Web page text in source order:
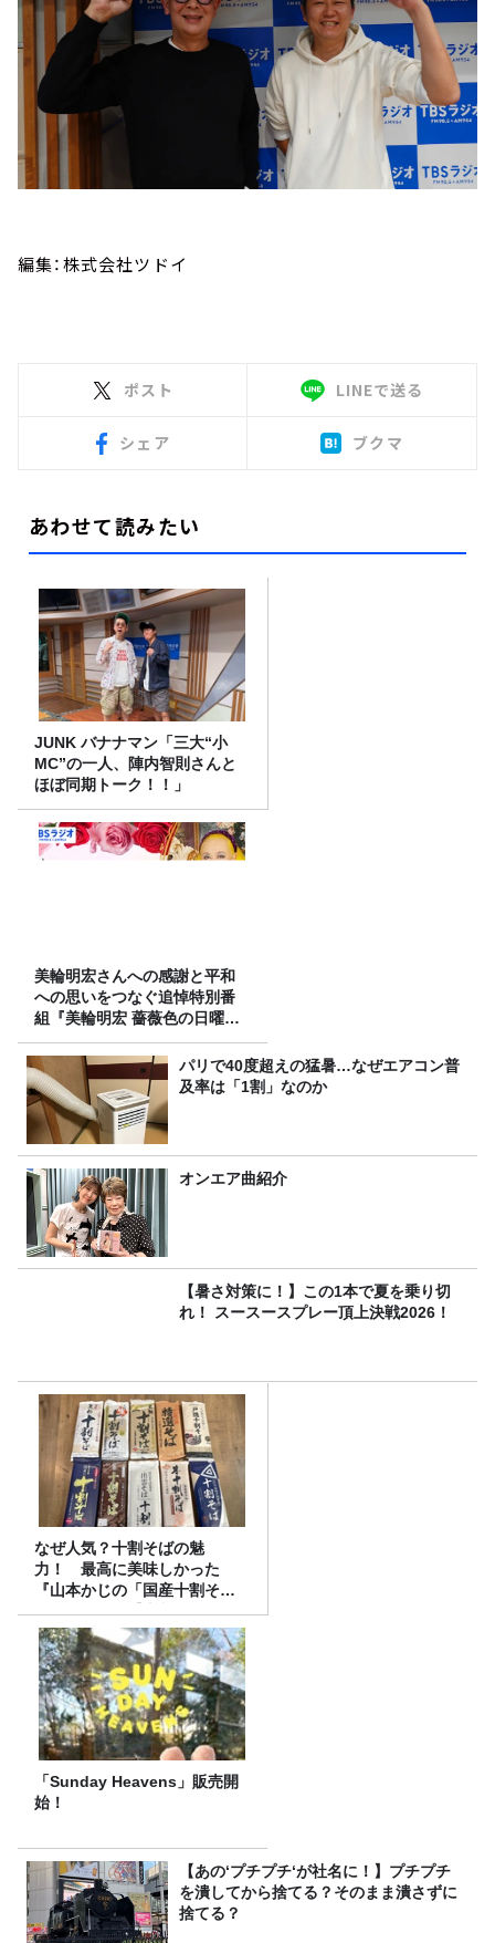
編集：株式会社ツドイ
ポスト LINEで送る
シェア ブクマ
あわせて読みたい
JUNK バナナマン「三大“小
MC”の一人、陣内智則さんと
ほぼ同期トーク！！」
美輪明宏さんへの感謝と平和
への思いをつなぐ追悼特別番
組『美輪明宏 薔薇色の日曜日
～ごきげんよう、ルンルン
～』8/9（日）16時放送パリで40度超えの猛暑…なぜエアコン普
及率は「1割」なのか
オンエア曲紹介
【暑さ対策に！】この1本で夏を乗り切
れ！ スースースプレー頂上決戦2026！
なぜ人気？十割そばの魅
力！ 最高に美味しかった
『山本かじの「国産十割そ
ば」』とは？【十割そば10種
食べ比べ】
「Sunday Heavens」販売開
始！
【あの‘プチプチ‘が社名に！】プチプチ
を潰してから捨てる？そのまま潰さずに
捨てる？